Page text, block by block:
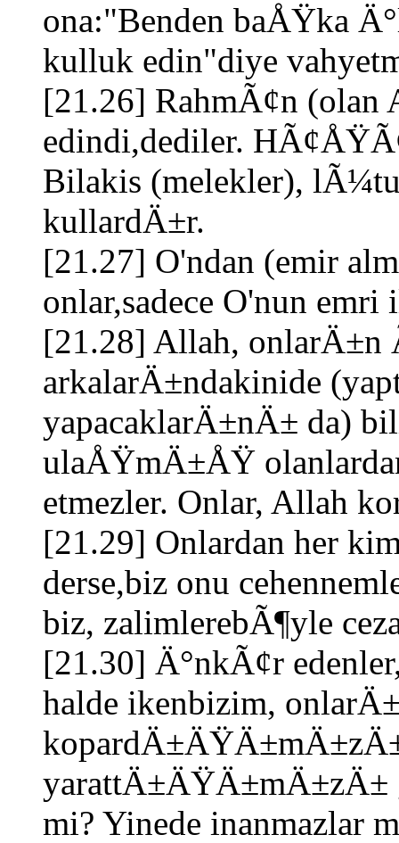
ona:"Benden baÅŸka
kulluk edin"diye
[21.26] RahmÃ¢n
edindi,dediler.
Bilakis (melekler),
kullardÄ±r.
[21.27] O'ndan (emir
onlar,sadece O'nun
[21.28] Allah, onlarÄ±n
arkalarÄ±ndakinide
yapacaklarÄ±nÄ± da)
ulaÅŸmÄ±ÅŸ
etmezler. Onlar, Allah
[21.29] Onlardan her
derse,biz onu
biz, zalimlerebÃ¶yle
[21.30] Ä°nkÃ¢r
halde ikenbizim,
mi? Yinede inanmazlar